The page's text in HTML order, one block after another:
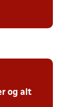
og alt